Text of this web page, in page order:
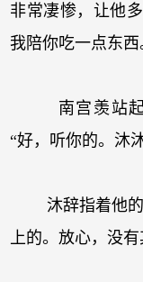
非常凄惨，让他
我陪你吃一点东西
南宫羡站起来
“好，听你的。沐
沐辞指着他的
上的。放心，没